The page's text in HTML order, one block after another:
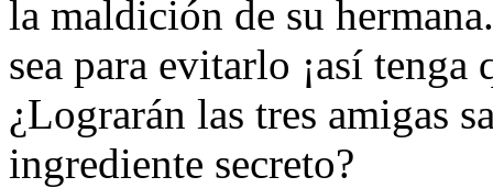
la maldición de su
sea para evitarlo ¡así tenga
¿Lograrán las tres amigas
ingrediente secreto?